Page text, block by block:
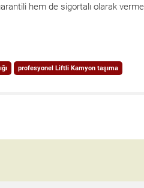
hem de sigortalı olarak
profesyonel Liftli Kamyon taşıma